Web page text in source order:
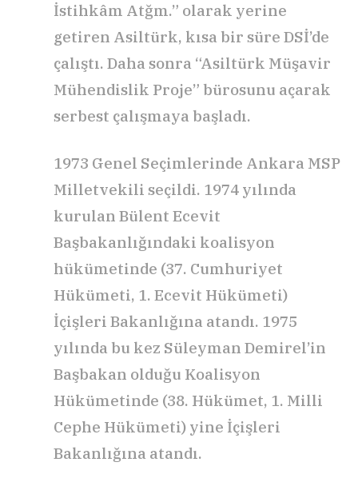
İstihkâm Atğm.” olarak yerine
getiren Asiltürk, kısa bir süre DSİ’de
çalıştı. Daha sonra “Asiltürk Müşavir
Mühendislik Proje” bürosunu açarak
serbest çalışmaya başladı.
1973 Genel Seçimlerinde Ankara MSP
Milletvekili seçildi. 1974 yılında
kurulan Bülent Ecevit
Başbakanlığındaki koalisyon
hükümetinde (37. Cumhuriyet
Hükümeti, 1. Ecevit Hükümeti)
İçişleri Bakanlığına atandı. 1975
yılında bu kez Süleyman Demirel’in
Başbakan olduğu Koalisyon
Hükümetinde (38. Hükümet, 1. Milli
Cephe Hükümeti) yine İçişleri
Bakanlığına atandı.